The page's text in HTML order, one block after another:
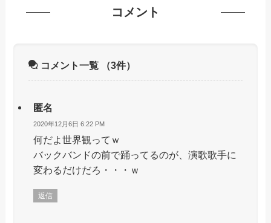
コメント
コメント一覧 （3件）
匿名
2020年12月6日 6:22 PM
何だよ世界観ってｗ
バックバンドの前で踊ってるのが、演歌歌手に
変わるだけだろ・・・ｗ
返信